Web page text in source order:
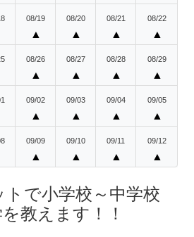
08/19
▲
08/20
▲
08/21
▲
08/22
▲
08/26
▲
08/27
▲
08/28
▲
08/29
▲
09/02
▲
09/03
▲
09/04
▲
09/05
▲
09/09
▲
09/10
▲
09/11
▲
09/12
▲
トで小学校～中学校
教えます！！